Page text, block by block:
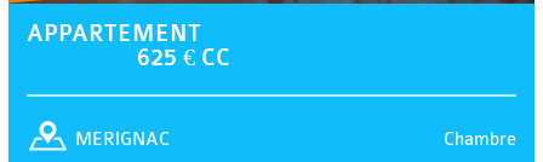
APPARTEMENT
625 € CC
Chambre
MERIGNAC